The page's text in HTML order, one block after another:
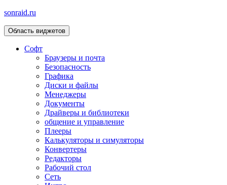
sonraid.ru
Скачивай программы, мини игры
Область виджетов
Софт
Браузеры и почта
Безопасность
Графика
Диски и файлы
Менеджеры
Документы
Драйверы и библиотеки
общение и управление
Плееры
Калькуляторы и симуляторы
Конвертеры
Редакторы
Рабочий стол
Сеть